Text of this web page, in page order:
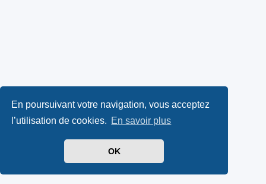
En poursuivant votre navigation, vous acceptez
l’utilisation de cookies. En savoir plus
OK